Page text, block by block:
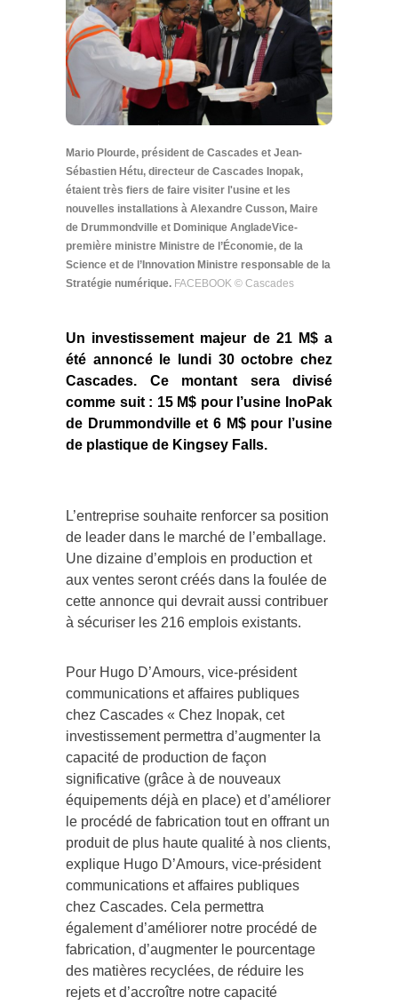
Mario Plourde, président de Cascades et Jean-
Sébastien Hétu, directeur de Cascades Inopak,
étaient très fiers de faire visiter l'usine et les
nouvelles installations à Alexandre Cusson, Maire
de Drummondville et Dominique AngladeVice-
première ministre Ministre de l’Économie, de la
Science et de l’Innovation Ministre responsable de la
Stratégie numérique. FACEBOOK © Cascades
Un investissement majeur de 21 M$ a
été annoncé le lundi 30 octobre chez
Cascades. Ce montant sera divisé
comme suit : 15 M$ pour l’usine InoPak
de Drummondville et 6 M$ pour l’usine
de plastique de Kingsey Falls.
L’entreprise souhaite renforcer sa position
de leader dans le marché de l’emballage.
Une dizaine d’emplois en production et
aux ventes seront créés dans la foulée de
cette annonce qui devrait aussi contribuer
à sécuriser les 216 emplois existants.
Pour Hugo D’Amours, vice-président
communications et affaires publiques
chez Cascades « Chez Inopak, cet
investissement permettra d’augmenter la
capacité de production de façon
significative (grâce à de nouveaux
équipements déjà en place) et d’améliorer
le procédé de fabrication tout en offrant un
produit de plus haute qualité à nos clients,
explique Hugo D’Amours, vice-président
communications et affaires publiques
chez Cascades. Cela permettra
également d’améliorer notre procédé de
fabrication, d’augmenter le pourcentage
des matières recyclées, de réduire les
rejets et d’accroître notre capacité